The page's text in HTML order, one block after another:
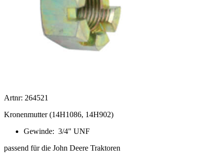
Artnr: 264521
Kronenmutter (14H1086, 14H902)
Gewinde: 3/4" UNF
passend für die John Deere Traktoren